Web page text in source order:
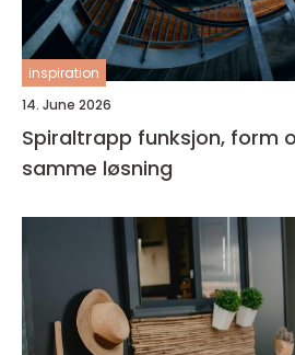
inspiration
14. June 2026
Spiraltrapp funksjon, form og fleksibilitet i
samme løsning